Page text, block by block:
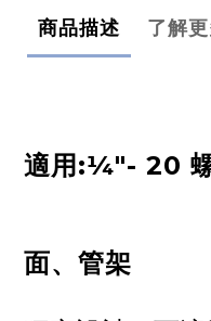
商品描述 了解
適用:¼"- 20
面、管架